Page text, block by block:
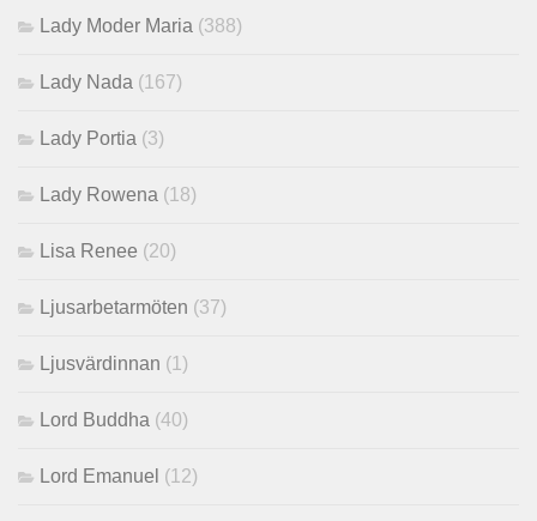
Lady Moder Maria (388)
Lady Nada (167)
Lady Portia (3)
Lady Rowena (18)
Lisa Renee (20)
Ljusarbetarmöten (37)
Ljusvärdinnan (1)
Lord Buddha (40)
Lord Emanuel (12)